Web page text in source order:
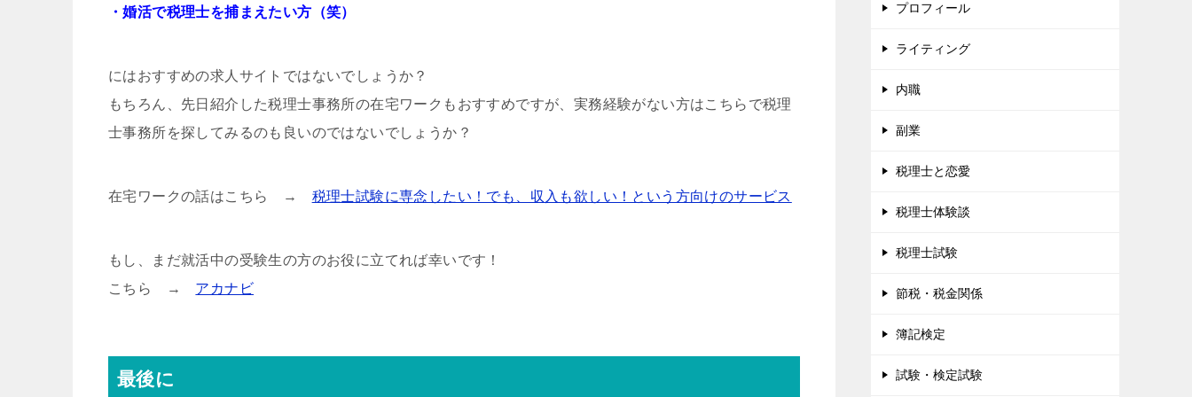
・婚活で税理士を捕まえたい方（笑）
にはおすすめの求人サイトではないでしょうか？
もちろん、先日紹介した税理士事務所の在宅ワークもおすすめですが、実務経験がない方はこちらで税理
士事務所を探してみるのも良いのではないでしょうか？
在宅ワークの話はこちら → 税理士試験に専念したい！でも、収入も欲しい！という方向けのサービス
もし、まだ就活中の受験生の方のお役に立てれば幸いです！
こちら → アカナビ
最後に
プロフィール
ライティング
内職
副業
税理士と恋愛
税理士体験談
税理士試験
節税・税金関係
簿記検定
試験・検定試験